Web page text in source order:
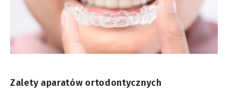
Zalety aparatów ortodontycznych